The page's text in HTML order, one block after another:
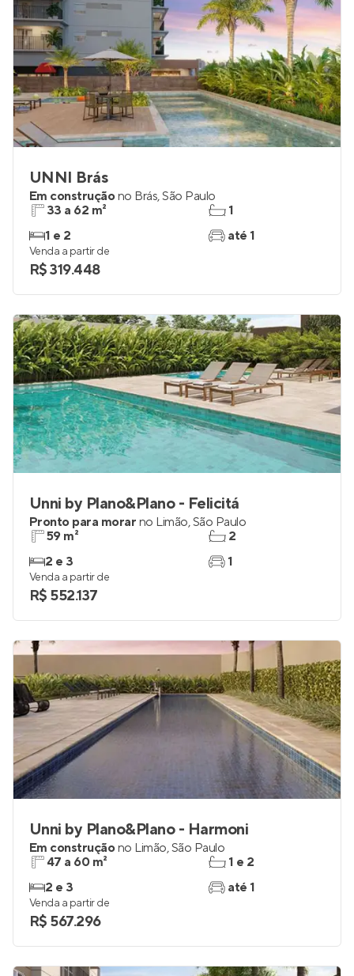
UNNI Brás
Em construçãono Brás,São Paulo
33 a 62 m²
1 e 2
1
até 1
Venda a partir de
R$ 319.448
Unni by Plano&Plano - Felicitá
Pronto para morar no Limão,São Paulo
59 m²
2 e 3
2
1
Venda a partir de
R$ 552.137
Unni by Plano&Plano - Harmoni
Em construçãono Limão,São Paulo
47 a 60 m²
2 e 3
1 e 2
até 1
Venda a partir de
R$ 567.296